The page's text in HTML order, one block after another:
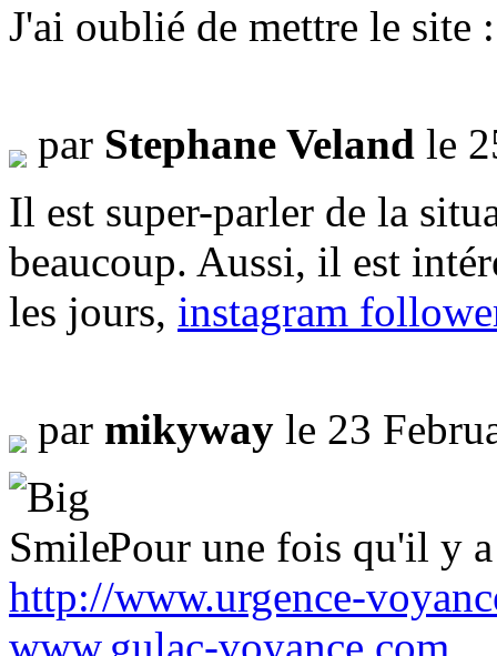
J'ai oublié de mettre le site :
par Stephane Veland le
Il est super-parler de la
beaucoup. Aussi, il est
les jours, instagram
par mikyway le 23
Pour une fois qu'il y
http://www.urgence-